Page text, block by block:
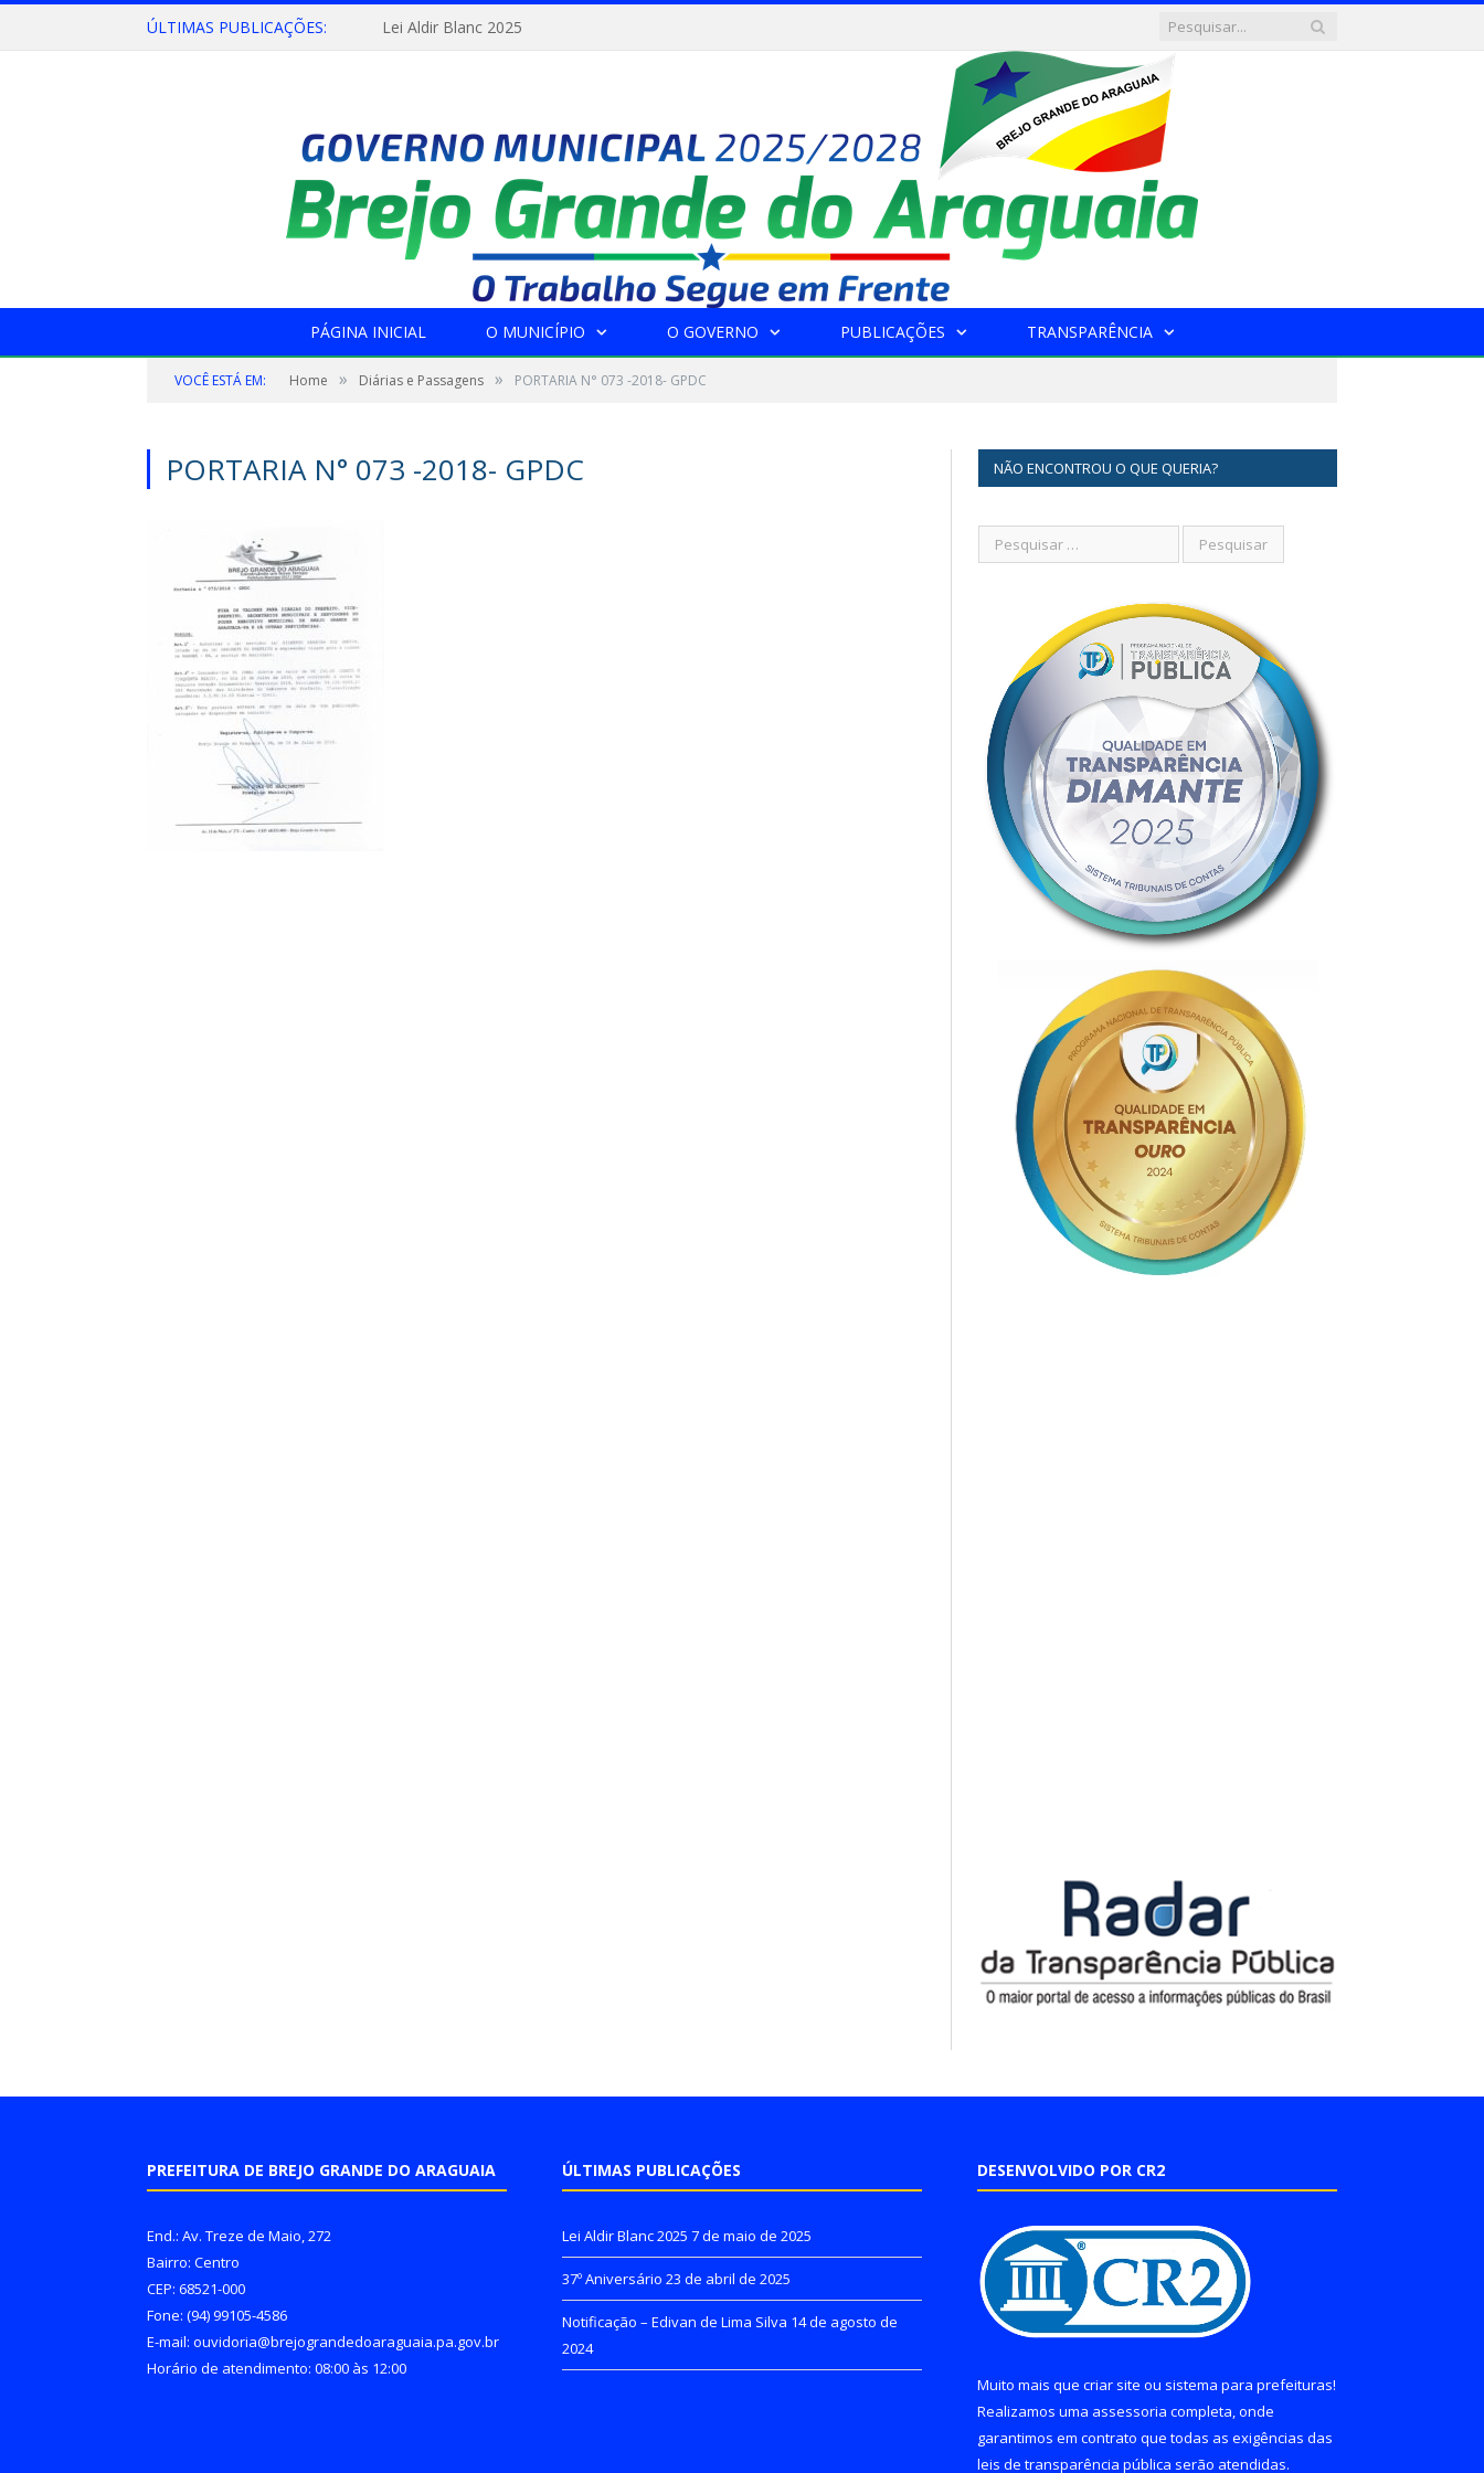
ÚLTIMAS PUBLICAÇÕES: Lei Aldir Blanc 2025
PÁGINA INICIAL O MUNICÍPIO O GOVERNO PUBLICAÇÕES TRANSPARÊNCIA
VOCÊ ESTÁ EM: Home » Diárias e Passagens » PORTARIA N° 073 -2018- GPDC
PORTARIA N° 073 -2018- GPDC NÃO ENCONTROU O QUE QUERIA?
PREFEITURA DE BREJO GRANDE DO ARAGUAIA
End.: Av. Treze de Maio, 272
Bairro: Centro
CEP: 68521-000
Fone: (94) 99105-4586
E-mail: ouvidoria@brejograndedoaraguaia.pa.gov.br
Horário de atendimento: 08:00 às 12:00
ÚLTIMAS PUBLICAÇÕES
Lei Aldir Blanc 2025 7 de maio de 2025
37º Aniversário 23 de abril de 2025
Notificação – Edivan de Lima Silva 14 de agosto de
2024
DESENVOLVIDO POR CR2
Muito mais que criar site ou sistema para prefeituras!
Realizamos uma assessoria completa, onde
garantimos em contrato que todas as exigências das
leis de transparência pública serão atendidas.